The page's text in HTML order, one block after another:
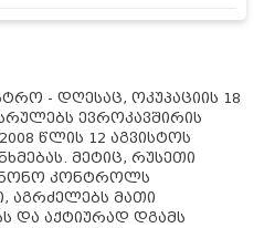
- დღესაც, ოკუპაციის 18
ევროკავშირის
წლის 12 აგვისტოს
მეტიც, რუსეთი
კონტროლს
აგრძელებს მათი
და აქტიურად დგამს